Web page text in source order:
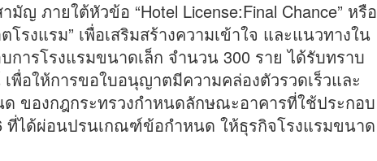
ญ ภายใต้หัวข้อ “Hotel License:Final Chance” หรือ
รงแรม” เพื่อเสริมสร้างความเข้าใจ และแนวทางใน
การโรงแรมขนาดเล็ก จำนวน 300 ราย ได้รับทราบ
พื่อให้การขอใบอนุญาตมีความคล่องตัวรวดเร็วและ
ด ของกฎกระทรวงกำหนดลักษณะอาคารที่ใช้ประกอบ
ที่ได้ผ่อนปรนเกณฑ์ข้อกำหนด ให้ธุรกิจโรงแรมขนาด